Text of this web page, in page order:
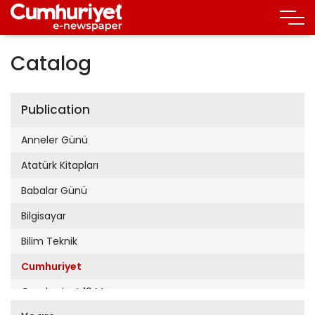
Catalog
Publication
Anneler Günü
Atatürk Kitapları
Babalar Günü
Bilgisayar
Bilim Teknik
Cumhuriyet
Cumhuriyet 19 Mayıs